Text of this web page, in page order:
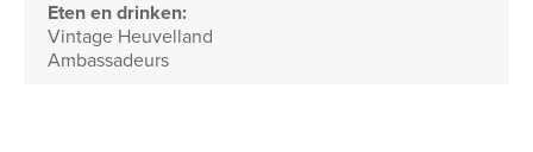
Eten en drinken:
Vintage Heuvelland
Ambassadeurs